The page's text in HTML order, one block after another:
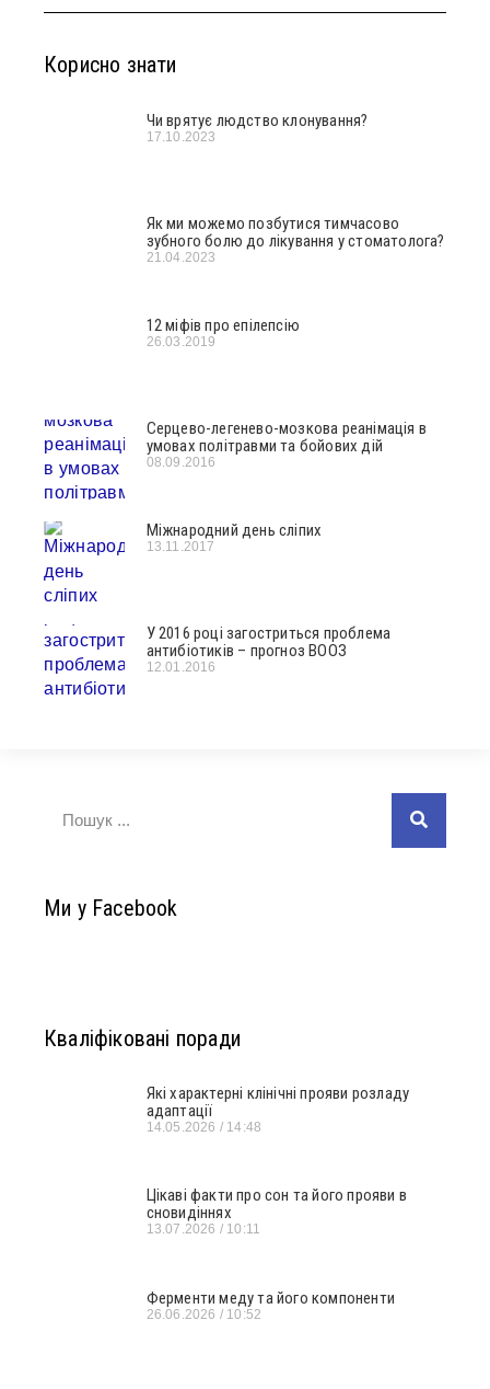
Корисно знати
Чи врятує людство клонування?
17.10.2023
Як ми можемо позбутися тимчасово
зубного болю до лікування у стоматолога?
21.04.2023
12 міфів про епілепсію
26.03.2019
Серцево-легенево-мозкова реанімація в
умовах політравми та бойових дій
08.09.2016
Міжнародний день сліпих
13.11.2017
У 2016 році загостриться проблема
антибіотиків – прогноз ВООЗ
12.01.2016
Ми у Facebook
Кваліфіковані поради
Які характерні клінічні прояви розладу
адаптації
14.05.2026 14:48
Цікаві факти про сон та його прояви в
сновидіннях
13.07.2026 10:11
Ферменти меду та його компоненти
26.06.2026 10:52